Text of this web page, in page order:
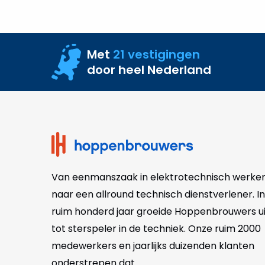
Met 21 vestigingen
door heel Nederland
Van eenmanszaak in elektrotechnisch
naar een allround technisch dienstverlener. In
ruim honderd jaar groeide Hoppenbrouwers
tot sterspeler in de techniek. Onze ruim 2000
medewerkers en jaarlijks duizenden klanten